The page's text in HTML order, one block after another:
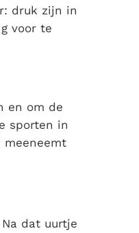
druk zijn in
voor te
en om de
sporten in
meeneemt
dat uurtje